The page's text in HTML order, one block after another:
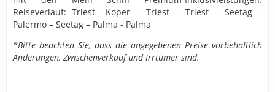
Reiseverlauf: Triest –Koper – Triest – Triest – Seetag –
Palermo – Seetag – Palma - Palma
*Bitte beachten Sie, dass die angegebenen Preise vorbehaltlich
Änderungen, Zwischenverkauf und Irrtümer sind.